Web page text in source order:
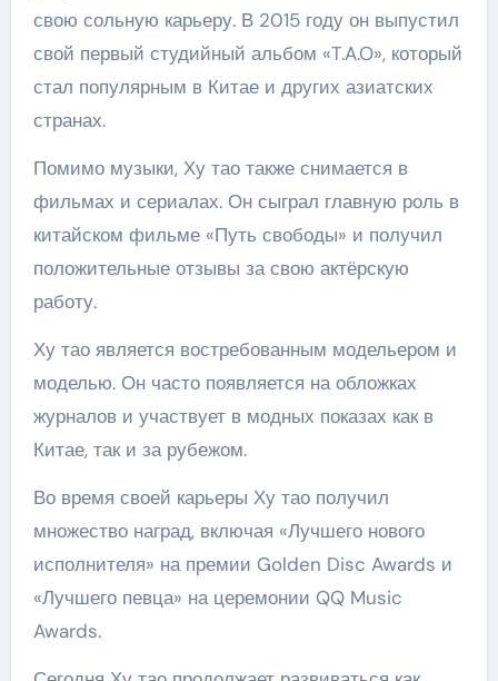
свою сольную карьеру. В 2015 году он выпустил
свой первый студийный альбом «T.A.O», который
стал популярным в Китае и других азиатских
странах.
Помимо музыки, Ху тао также снимается в
фильмах и сериалах. Он сыграл главную роль в
китайском фильме «Путь свободы» и получил
положительные отзывы за свою актёрскую
работу.
Ху тао является востребованным модельером и
моделью. Он часто появляется на обложках
журналов и участвует в модных показах как в
Китае, так и за рубежом.
Во время своей карьеры Ху тао получил
множество наград, включая «Лучшего нового
исполнителя» на премии Golden Disc Awards и
«Лучшего певца» на церемонии QQ Music
Awards.